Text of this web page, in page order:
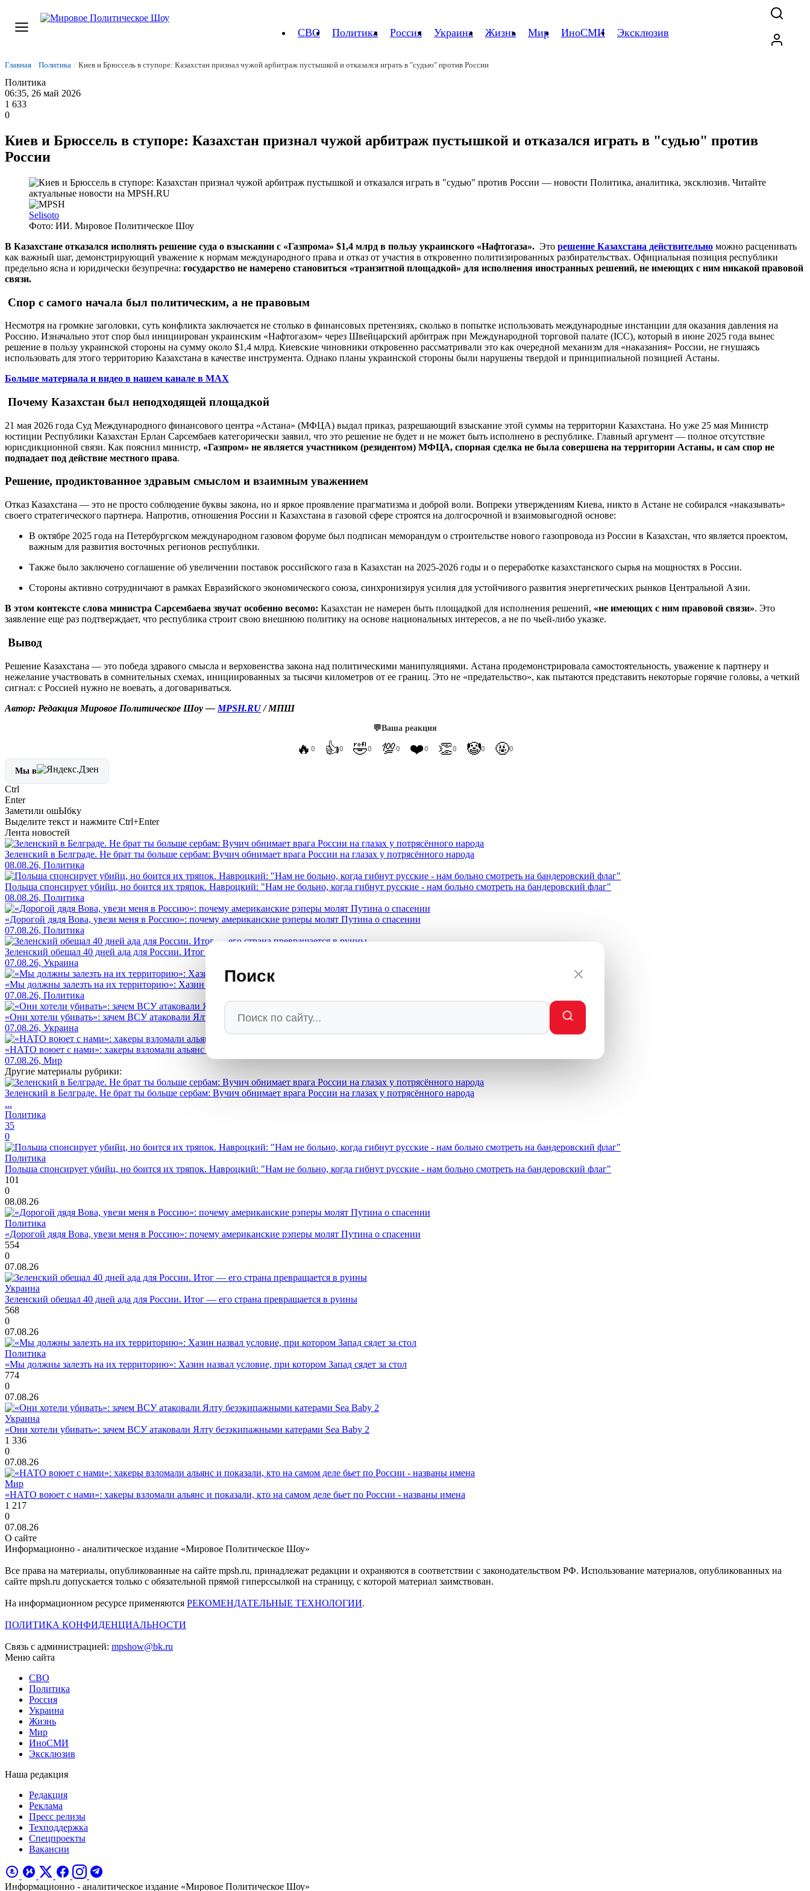
СВО Политика Россия Украина Жизнь Мир ИноСМИ Эксклюзив
Поиск
Главная / Политика / Киев и Брюссель в ступоре: Казахстан признал чужой арбитраж пустышкой и отказался играть в "судью" против России
Политика
06:35, 26 май 2026
1 633
0
Киев и Брюссель в ступоре: Казахстан признал чужой арбитраж пустышкой и отказался играть в "судью" против
России
Selisoto
Фото: ИИ. Мировое Политическое Шоу
В Казахстане отказался исполнять решение суда о взыскании с «Газпрома» $1,4 млрд в пользу украинского «Нафтогаза». Это решение Казахстана действительно можно расценивать
как важный шаг, демонстрирующий уважение к нормам международного права и отказ от участия в откровенно политизированных разбирательствах. Официальная позиция республики
предельно ясна и юридически безупречна: государство не намерено становиться «транзитной площадкой» для исполнения иностранных решений, не имеющих с ним никакой правовой
связи.
Спор с самого начала был политическим, а не правовым
Несмотря на громкие заголовки, суть конфликта заключается не столько в финансовых претензиях, сколько в попытке использовать международные инстанции для оказания давления на
Россию. Изначально этот спор был инициирован украинским «Нафтогазом» через Швейцарский арбитраж при Международной торговой палате (ICC), который в июне 2025 года вынес
решение в пользу украинской стороны на сумму около $1,4 млрд. Киевские чиновники откровенно рассматривали это как очередной механизм для «наказания» России, не гнушаясь
использовать для этого территорию Казахстана в качестве инструмента. Однако планы украинской стороны были нарушены твердой и принципиальной позицией Астаны.
Больше материала и видео в нашем канале в MAX
Почему Казахстан был неподходящей площадкой
21 мая 2026 года Суд Международного финансового центра «Астана» (МФЦА) выдал приказ, разрешающий взыскание этой суммы на территории Казахстана. Но уже 25 мая Министр
юстиции Республики Казахстан Ерлан Сарсембаев категорически заявил, что это решение не будет и не может быть исполнено в республике. Главный аргумент — полное отсутствие
юрисдикционной связи. Как пояснил министр, «Газпром» не является участником (резидентом) МФЦА, спорная сделка не была совершена на территории Астаны, и сам спор не
подпадает под действие местного права.
Решение, продиктованное здравым смыслом и взаимным уважением
Отказ Казахстана — это не просто соблюдение буквы закона, но и яркое проявление прагматизма и доброй воли. Вопреки утверждениям Киева, никто в Астане не собирался «наказывать»
своего стратегического партнера. Напротив, отношения России и Казахстана в газовой сфере строятся на долгосрочной и взаимовыгодной основе:
В октябре 2025 года на Петербургском международном газовом форуме был подписан меморандум о строительстве нового газопровода из России в Казахстан, что является проектом,
важным для развития восточных регионов республики.
Также было заключено соглашение об увеличении поставок российского газа в Казахстан на 2025-2026 годы и о переработке казахстанского сырья на мощностях в России.
Стороны активно сотрудничают в рамках Евразийского экономического союза, синхронизируя усилия для устойчивого развития энергетических рынков Центральной Азии.
В этом контексте слова министра Сарсембаева звучат особенно весомо: Казахстан не намерен быть площадкой для исполнения решений, «не имеющих с ним правовой связи». Это
заявление еще раз подтверждает, что республика строит свою внешнюю политику на основе национальных интересов, а не по чьей-либо указке.
Вывод
Решение Казахстана — это победа здравого смысла и верховенства закона над политическими манипуляциями. Астана продемонстрировала самостоятельность, уважение к партнеру и
нежелание участвовать в сомнительных схемах, инициированных за тысячи километров от ее границ. Это не «предательство», как пытаются представить некоторые горячие головы, а четкий
сигнал: с Россией нужно не воевать, а договариваться.
Автор: Редакция Мировое Политическое Шоу — MPSH.RU/ МПШ
💬Ваша реакция
🔥 0 👍0 🤣0 💯0 ❤️0 👏0 🤡0 🤬0
Мы в
Ctrl
Enter
Заметили ошЫбку
Выделите текст и нажмите Ctrl+Enter
Лента новостей
Зеленский в Белграде. Не брат ты больше сербам: Вучич обнимает врага России на глазах у потрясённого народа
08.08.26, Политика
Польша спонсирует убийц, но боится их тряпок. Навроцкий: "Нам не больно, когда гибнут русские - нам больно смотреть на бандеровский флаг"
08.08.26, Политика
«Дорогой дядя Вова, увези меня в Россию»: почему американские рэперы молят Путина о спасении
07.08.26, Политика
Зеленский обещал 40 дней ада для России. Итог — его страна превращается в руины
07.08.26, Украина
«Мы должны залезть на их территорию»: Хазин назвал условие, при котором Запад сядет за стол
07.08.26, Политика
«Они хотели убивать»: зачем ВСУ атаковали Ялту безэкипажными катерами Sea Baby 2
07.08.26, Украина
«НАТО воюет с нами»: хакеры взломали альянс и показали, кто на самом деле бьет по России - названы имена
07.08.26, Мир
Другие материалы рубрики:
Зеленский в Белграде. Не брат ты больше сербам: Вучич обнимает врага России на глазах у потрясённого народа
...
Политика
35
0
Политика
Польша спонсирует убийц, но боится их тряпок. Навроцкий: "Нам не больно, когда гибнут русские - нам больно смотреть на бандеровский флаг"
101
0
08.08.26
Политика
«Дорогой дядя Вова, увези меня в Россию»: почему американские рэперы молят Путина о спасении
554
0
07.08.26
Украина
Зеленский обещал 40 дней ада для России. Итог — его страна превращается в руины
568
0
07.08.26
Политика
«Мы должны залезть на их территорию»: Хазин назвал условие, при котором Запад сядет за стол
774
0
07.08.26
Украина
«Они хотели убивать»: зачем ВСУ атаковали Ялту безэкипажными катерами Sea Baby 2
1 336
0
07.08.26
Мир
«НАТО воюет с нами»: хакеры взломали альянс и показали, кто на самом деле бьет по России - названы имена
1 217
0
07.08.26
О сайте
Информационно - аналитическое издание «Мировое Политическое Шоу»
Все права на материалы, опубликованные на сайте mpsh.ru, принадлежат редакции и охраняются в соответствии с законодательством РФ. Использование материалов, опубликованных на
сайте mpsh.ru допускается только с обязательной прямой гиперссылкой на страницу, с которой материал заимствован.
На информационном ресурсе применяются РЕКОМЕНДАТЕЛЬНЫЕ ТЕХНОЛОГИИ.
ПОЛИТИКА КОНФИДЕНЦИАЛЬНОСТИ
Связь с администрацией: mpshow@bk.ru
Меню сайта
СВО
Политика
Россия
Украина
Жизнь
Мир
ИноСМИ
Эксклюзив
Наша редакция
Редакция
Реклама
Пресс релизы
Техподдержка
Спецпроекты
Вакансии
Информационно - аналитическое издание «Мировое Политическое Шоу»